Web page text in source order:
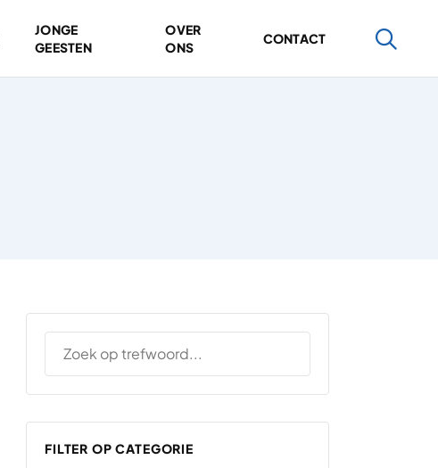
JONGE
GEESTEN
OVER
ONS
CONTACT
FILTER OP CATEGORIE